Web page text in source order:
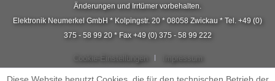
Änderungen und Irrtümer vorbehalten.
Elektronik Neumerkel GmbH * Kolpingstr. 20 * 08058 Zwickau * Tel. +49 (0)
375 - 58 99 20 * Fax +49 (0) 375 - 58 99 222
Cookie-Einstellungen Impressum